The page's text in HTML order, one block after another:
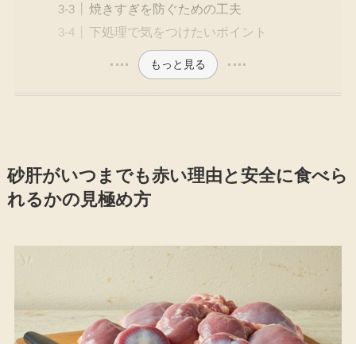
焼きすぎを防ぐための工夫
下処理で気をつけたいポイント
もっと見る
砂肝がいつまでも赤い理由と安全に食べら
れるかの見極め方